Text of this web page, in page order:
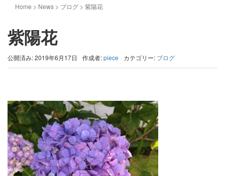
Home > News > ブログ > 紫陽花
紫陽花
公開済み: 2019年6月17日 作成者:piece カテゴリー: ブログ